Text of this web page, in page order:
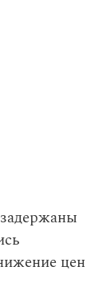
цен